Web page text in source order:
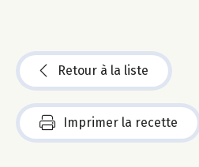
Retour à la liste
Imprimer la recette